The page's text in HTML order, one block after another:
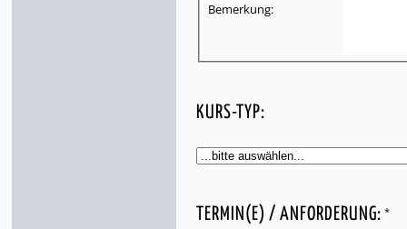
Bemerkung:
KURS-TYP:
TERMIN(E) / ANFORDERUNG: *